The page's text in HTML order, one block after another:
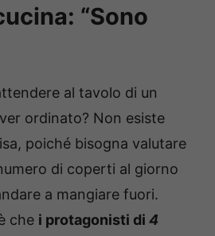
“Sono
al tavolo di un
ordinato? Non esiste
poiché bisogna valutare
di coperti al giorno
a mangiare fuori.
che i protagonisti di 4